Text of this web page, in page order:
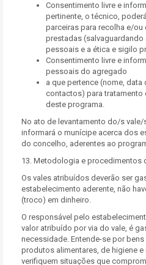
Consentimento livre e
pertinente, o técnico,
parceiras para recolha e/
prestadas
pessoais e a ética e sigilo
Consentimento livre e
pessoais do agregado
a que pertence (nome, data
contactos) para tratamento
deste programa.
No ato de levantamento do/s vale/
informará o munícipe acerca dos
do concelho, aderentes ao
13. Metodologia e procedimentos
Os vales atribuídos deverão ser
estabelecimento aderente, não
(troco) em dinheiro.
O responsável pelo
valor atribuído por via do vale, é
necessidade. Entende-se por
produtos alimentares, de higiene
verifiquem situações que